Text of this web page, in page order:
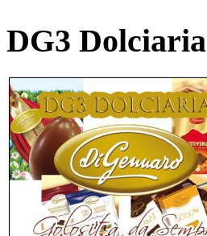
DG3 Dolciaria